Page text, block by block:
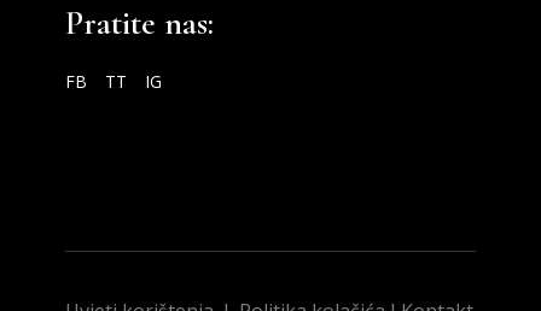
Pratite nas:
FB TT IG